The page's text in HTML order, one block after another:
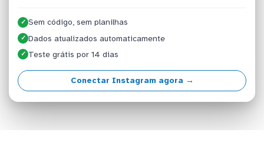
✓ Sem código, sem planilhas
✓ Dados atualizados automaticamente
✓ Teste grátis por 14 dias
Conectar Instagram agora →